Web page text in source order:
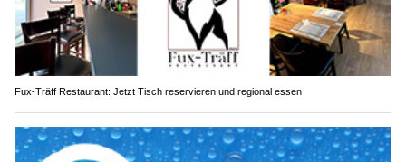
Fux-Träff Restaurant: Jetzt Tisch reservieren und regional essen